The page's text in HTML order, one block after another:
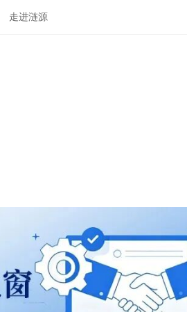
走进涟源